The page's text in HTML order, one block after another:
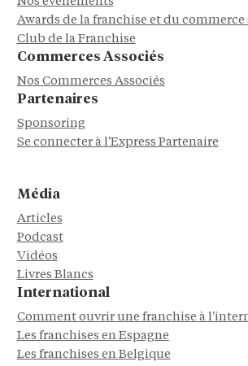
Awards de la franchise et du commerce
Club de la Franchise
Commerces Associés
Nos Commerces Associés
Partenaires
Sponsoring
Se connecter à l'Express Partenaire
Média
Articles
Podcast
Vidéos
Livres Blancs
International
Comment ouvrir une franchise à
Les franchises en Espagne
Les franchises en Belgique